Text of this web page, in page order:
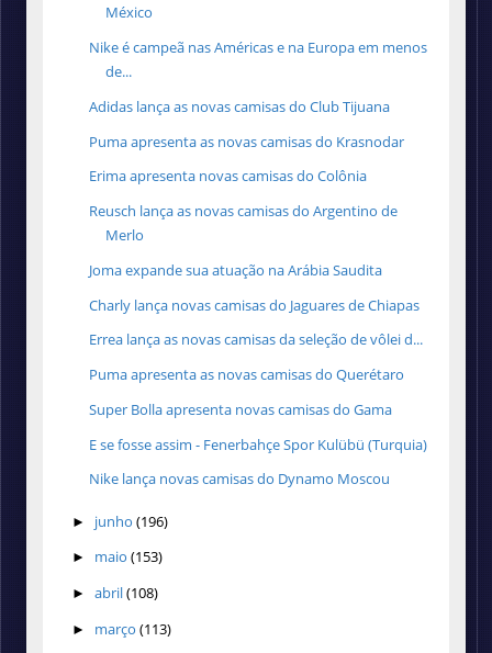
México
Nike é campeã nas Américas e na Europa em menos
de...
Adidas lança as novas camisas do Club Tijuana
Puma apresenta as novas camisas do Krasnodar
Erima apresenta novas camisas do Colônia
Reusch lança as novas camisas do Argentino de
Merlo
Joma expande sua atuação na Arábia Saudita
Charly lança novas camisas do Jaguares de Chiapas
Errea lança as novas camisas da seleção de vôlei d...
Puma apresenta as novas camisas do Querétaro
Super Bolla apresenta novas camisas do Gama
E se fosse assim - Fenerbahçe Spor Kulübü (Turquia)
Nike lança novas camisas do Dynamo Moscou
► junho (196)
► maio (153)
► abril(108)
► março (113)